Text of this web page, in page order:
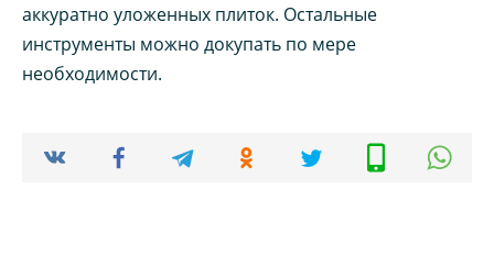
аккуратно уложенных плиток. Остальные
инструменты можно докупать по мере
необходимости.